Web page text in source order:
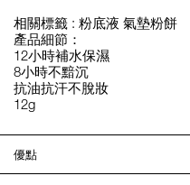
相關標籤 : 粉底液 氣墊粉餅
產品細節：
12小時補水保濕
8小時不黯沉
抗油抗汗不脫妝
12g
優點